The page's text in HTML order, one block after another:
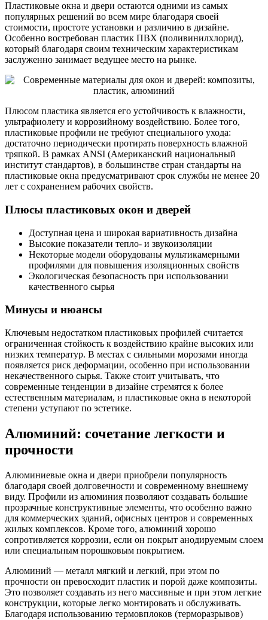
Пластиковые окна и двери остаются одними из самых
популярных решений во всем мире благодаря своей
стоимости, простоте установки и различию в дизайне.
Особенно востребован пластик ПВХ (поливинилхлорид),
который благодаря своим техническим характеристикам
заслуженно занимает ведущее место на рынке.
Плюсом пластика является его устойчивость к влажности,
ультрафиолету и коррозийному воздействию. Более того,
пластиковые профили не требуют специального ухода:
достаточно периодически протирать поверхность влажной
тряпкой. В рамках ANSI (Американский национальный
институт стандартов), в большинстве стран стандарты на
пластиковые окна предусматривают срок службы не менее 20
лет с сохранением рабочих свойств.
Плюсы пластиковых окон и дверей
Доступная цена и широкая вариативность дизайна
Высокие показатели тепло- и звукоизоляции
Некоторые модели оборудованы мультикамерными
профилями для повышения изоляционных свойств
Экологическая безопасность при использовании
качественного сырья
Минусы и нюансы
Ключевым недостатком пластиковых профилей считается
ограниченная стойкость к воздействию крайне высоких или
низких температур. В местах с сильными морозами иногда
появляется риск деформации, особенно при использовании
некачественного сырья. Также стоит учитывать, что
современные тенденции в дизайне стремятся к более
естественным материалам, и пластиковые окна в некоторой
степени уступают по эстетике.
Алюминий: сочетание легкости и
прочности
Алюминиевые окна и двери приобрели популярность
благодаря своей долговечности и современному внешнему
виду. Профили из алюминия позволяют создавать большие
прозрачные конструктивные элементы, что особенно важно
для коммерческих зданий, офисных центров и современных
жилых комплексов. Кроме того, алюминий хорошо
сопротивляется коррозии, если он покрыт анодируемым слоем
или специальным порошковым покрытием.
Алюминий — металл мягкий и легкий, при этом по
прочности он превосходит пластик и порой даже композиты.
Это позволяет создавать из него массивные и при этом легкие
конструкции, которые легко монтировать и обслуживать.
Благодаря использованию термовплоков (терморазрывов)